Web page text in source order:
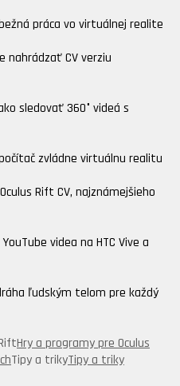
práca vo virtuálnej realite
nahrádzať CV verziu
sledovať 360° videá s
zvládne virtuálnu realitu
Rift CV, najznámejšieho
videa na HTC Vive a
ľudským telom pre každý
Hry a programy pre Oculus
Tipy a trikyTipy a triky